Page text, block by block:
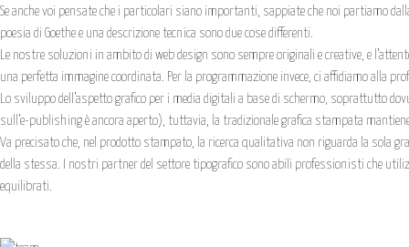
Se anche voi pensate che i particolari siano importanti, sappiate che noi partiamo
poesia di Goethe e una descrizione tecnica sono due cose differenti.
Le nostre soluzioni in ambito di web design sono sempre originali e creative, e
una perfetta immagine coordinata. Per la programmazione invece, ci affidiamo alla
Lo sviluppo dell’aspetto grafico per i media digitali a base di schermo, soprattutto
sull’e-publishing è ancora aperto), tuttavia, la tradizionale grafica stampata
Va precisato che, nel prodotto stampato, la ricerca qualitativa non riguarda la sola
della stessa. I nostri partner del settore tipografico sono abili professionisti che
equilibrati.